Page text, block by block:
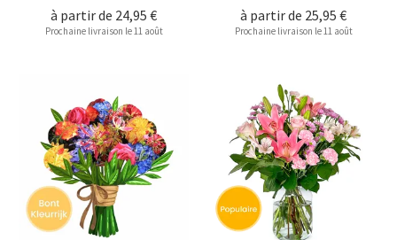
à partir de 24,95 €
Prochaine livraison le 11 août
à partir de 25,95 €
Prochaine livraison le 11 août